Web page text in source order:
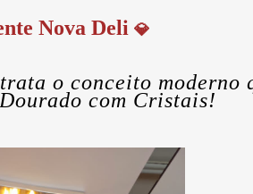
Nova Deli 💎
o conceito moderno
com Cristais!